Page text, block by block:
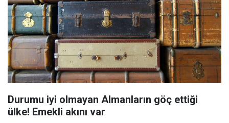
Durumu iyi olmayan Almanların göç ettiği
ülke! Emekli akını var